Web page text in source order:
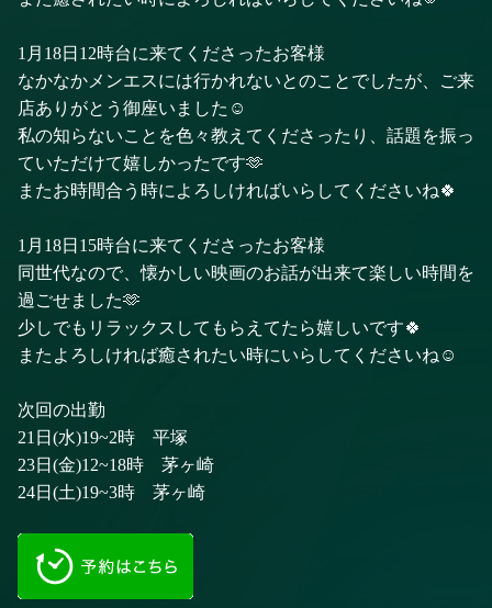
1月18日12時台に来てくださったお客様
なかなかメンエスには行かれないとのことでしたが、ご来
店ありがとう御座いました☺️
私の知らないことを色々教えてくださったり、話題を振っ
ていただけて嬉しかったです🫶
またお時間合う時によろしければいらしてくださいね🍀
1月18日15時台に来てくださったお客様
同世代なので、懐かしい映画のお話が出来て楽しい時間を
過ごせました🫶
少しでもリラックスしてもらえてたら嬉しいです🍀
またよろしければ癒されたい時にいらしてくださいね☺️
次回の出勤
21日(水)19~2時 平塚
23日(金)12~18時 茅ヶ崎
24日(土)19~3時 茅ヶ崎